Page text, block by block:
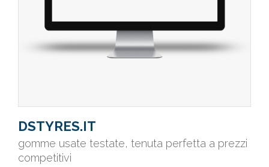
DSTYRES.IT
gomme usate testate, tenuta perfetta a prezzi
competitivi